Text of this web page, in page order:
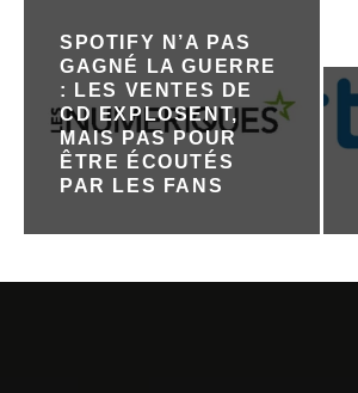
SPOTIFY N’A PAS
GAGNÉ LA GUERRE
: LES VENTES DE
CD EXPLOSENT,
MAIS PAS POUR
ÊTRE ÉCOUTÉS
PAR LES FANS